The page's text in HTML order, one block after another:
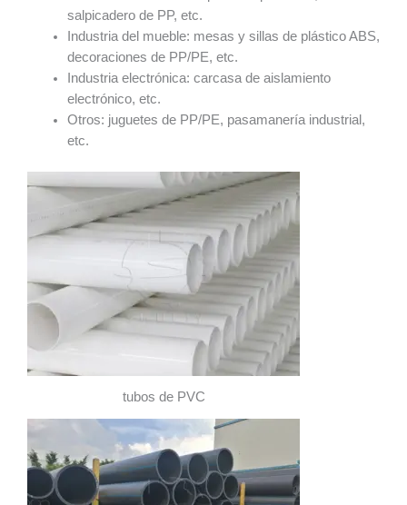
salpicadero de PP, etc.
Industria del mueble: mesas y sillas de plástico ABS,
decoraciones de PP/PE, etc.
Industria electrónica: carcasa de aislamiento
electrónico, etc.
Otros: juguetes de PP/PE, pasamanería industrial,
etc.
tubos de PVC